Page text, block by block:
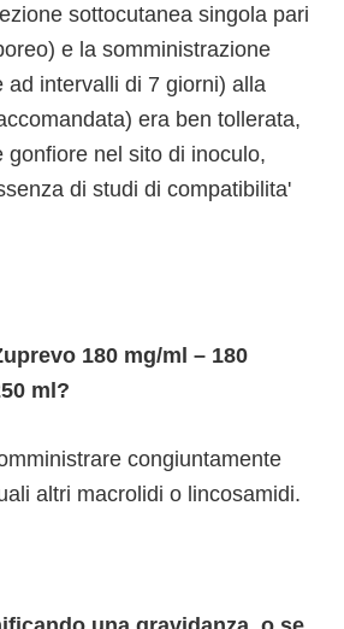
sottocutanea singola pari
e la somministrazione
intervalli di 7 giorni) alla
era ben tollerata,
nel sito di inoculo,
di studi di compatibilita'
180 mg/ml – 180
ml?
congiuntamente
altri macrolidi o lincosamidi.